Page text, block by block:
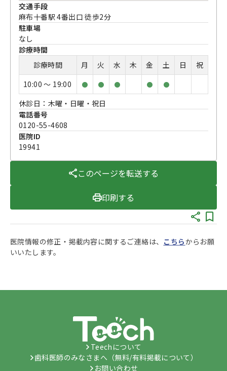
交通手段
麻布十番駅 4番出口 徒歩2分
駐車場
なし
診療時間
診療時間
月 火 水 木 金 土 日
祝
10:00 〜 19:00
● ● ● ● ●
休診日：木曜・日曜・祝日
電話番号
0120-55-4608
医院ID
19941
このページを転送する
印刷する
医院情報の修正・掲載内容に関するご連絡は、 こちらからお願
いいたします。
Teechについて
歯科医師のみなさまへ（無料/有料掲載について）
お問い合わせ